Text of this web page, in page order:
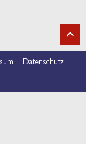
Datenschutz